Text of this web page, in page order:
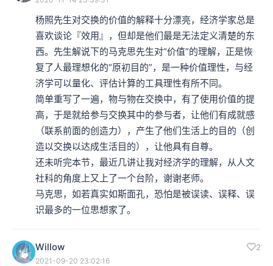
杨照先生对交换的价值的解释十分漂亮，经济学家总是
喜欢谈论『效用』，但却是他们最是无法定义清楚的东
西。先生解说下的马克思先生对“价值”的理解，正是恢
复了人最理想化的“原初目的”，是一种价值理性，与经
济学可以量化、评估计算的工具理性有所不同。
简单重写了一遍，物与物在交换中，有了使用价值的提
高，于是就给参与交换其中的参与者，让他们有成就感
（联系前面的创造力），产生了他们生活上的目的（创
造以交换以达成生活目的），让他具有自尊。
还未听完本节，最近几讲让我对经济学的理解，从人文
社科的角度上又上了一个台阶，谢谢老师。
马克思，如若真实如斯面孔，恐怕是被误读、误释、误
识最多的一位思想家了。
Willow 2
2021-09-20 23:02:16